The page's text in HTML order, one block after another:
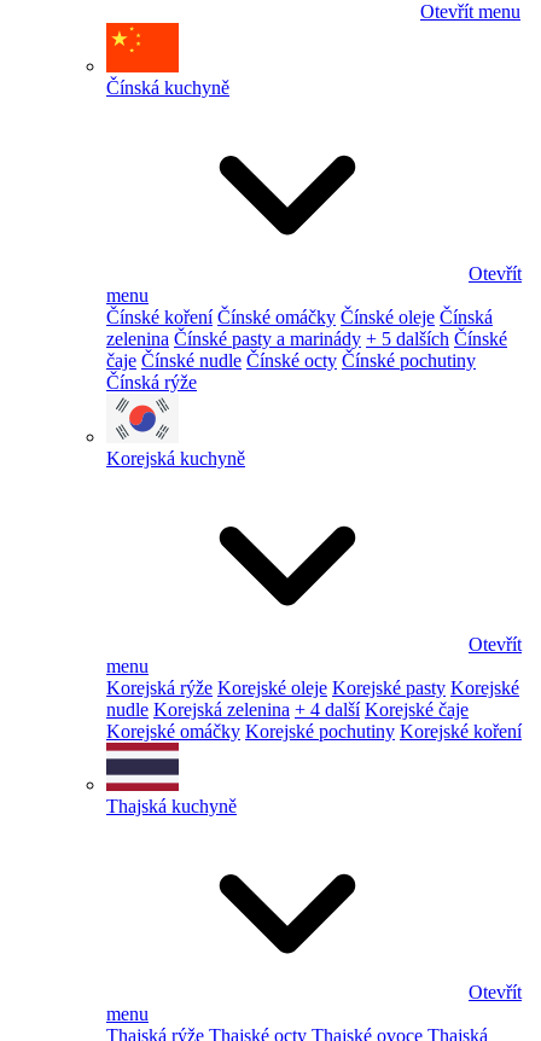
Otevřít menu
Čínská kuchyně
Otevřít
menu
Čínské koření Čínské omáčky Čínské oleje Čínská
zelenina Čínské pasty a marinády + 5 dalších Čínské
čaje Čínské nudle Čínské octy Čínské pochutiny
Čínská rýže
Korejská kuchyně
Otevřít
menu
Korejská rýže Korejské oleje Korejské pasty Korejské
nudle Korejská zelenina + 4 další Korejské čaje
Korejské omáčky Korejské pochutiny Korejské koření
Thajská kuchyně
Otevřít
menu
Thajská rýže Thajské octy Thajské ovoce Thajská